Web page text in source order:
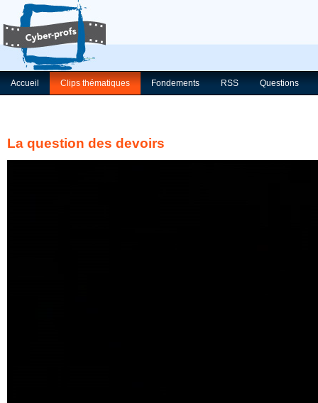
Accueil Clips thématiques Fondements RSS Questions
La question des devoirs